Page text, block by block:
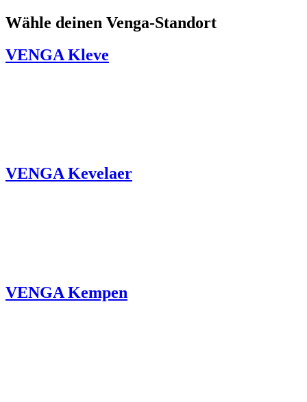
Wähle deinen Venga-Standort
VENGA Kleve
VENGA Kevelaer
VENGA Kempen